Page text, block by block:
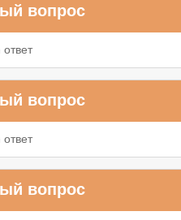
вопрос
вопрос
вопрос